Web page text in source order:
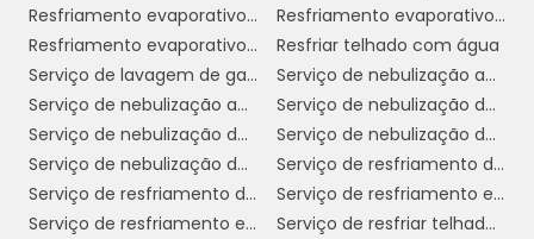
Anebulização para indústriasoferece
uma série de benefícios que vão além do
simples controle da umidade e temperatura.
Aqui estão alguns dos principais pontos que
ressaltam a importância dessa técnica para
o ambiente industrial:
1. Melhoria da Qualidade do Ar:A
Resfriamento evaporativo e umidificação
Resfriamento evaporativo indireto
Resfriamento evaporativo telhado
Resfriar telhado com água
Serviço de lavagem de gases industriais
Serviço de nebulização ambientes
Serviço de nebulização ambientes em sp
Serviço de nebulização de ambientes para empresas
Serviço de nebulização de ambientes para empresas em sp
Serviço de nebulização de ambientes para indústrias
Serviço de nebulização de ambientes para indústrias em sp
Serviço de resfriamento de telhado
Serviço de resfriamento de telhado com água
Serviço de resfriamento evaporativo
Serviço de resfriamento evaporativo por aspersão
Serviço de resfriar telhado com água